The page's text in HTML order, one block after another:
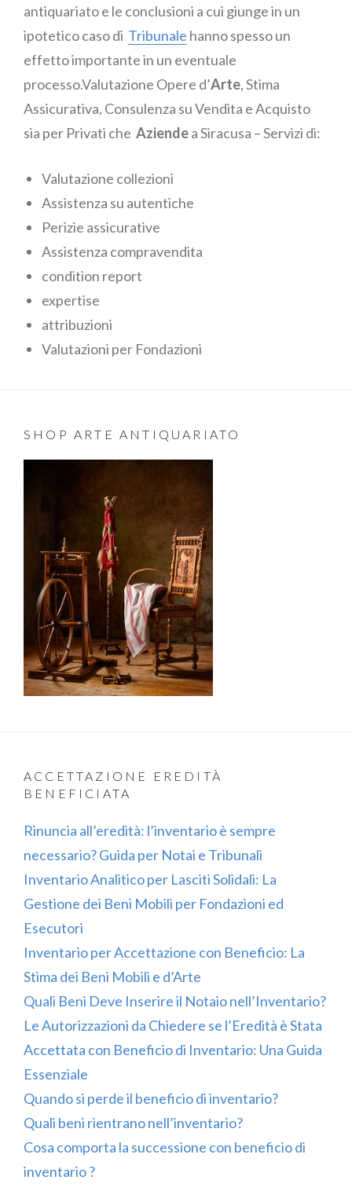
antiquariato e le conclusioni a cui giunge in un
ipotetico caso di Tribunale hanno spesso un
effetto importante in un eventuale
processo.Valutazione Opere d’Arte, Stima
Assicurativa, Consulenza su Vendita e Acquisto
sia per Privati che Aziendea Siracusa – Servizi di:
Valutazione collezioni
Assistenza su autentiche
Perizie assicurative
Assistenza compravendita
condition report
expertise
attribuzioni
Valutazioni per Fondazioni
SHOP ARTE ANTIQUARIATO
ACCETTAZIONE EREDITÀ
BENEFICIATA
Rinuncia all’eredità: l’inventario è sempre
necessario? Guida per Notai e Tribunali
Inventario Analitico per Lasciti Solidali: La
Gestione dei Beni Mobili per Fondazioni ed
Esecutori
Inventario per Accettazione con Beneficio: La
Stima dei Beni Mobili e d’Arte
Quali Beni Deve Inserire il Notaio nell’Inventario?
Le Autorizzazioni da Chiedere se l’Eredità è Stata
Accettata con Beneficio di Inventario: Una Guida
Essenziale
Quando si perde il beneficio di inventario?
Quali beni rientrano nell’inventario?
Cosa comporta la successione con beneficio di
inventario ?